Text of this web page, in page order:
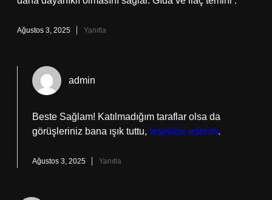
Ağustos 3, 2025 Yanıtla
admin
Beste Sağlam! Katılmadığım taraflar olsa da
görüşleriniz bana ışık tuttu, teşekkür ederim.
Ağustos 3, 2025 Yanıtla